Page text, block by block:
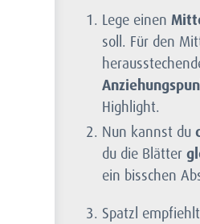
Lege einen
soll. Für den
Highlight.
Nun kannst du
du die Blätter
ein bisschen
Spatzl